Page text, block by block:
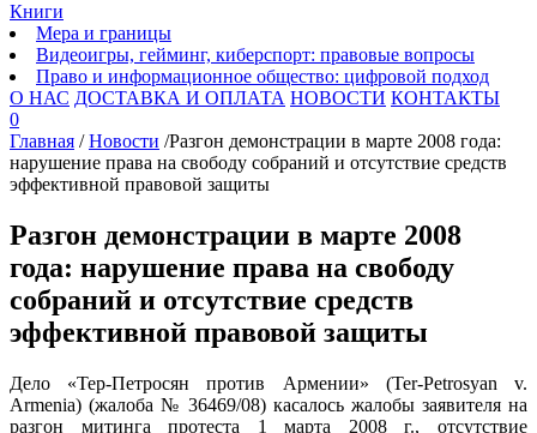
Книги
Мера и границы
Видеоигры, гейминг, киберспорт: правовые вопросы
Право и информационное общество: цифровой подход
О НАС ДОСТАВКА И ОПЛАТА НОВОСТИ КОНТАКТЫ
0
Главная / Новости /Разгон демонстрации в марте 2008 года:
нарушение права на свободу собраний и отсутствие средств
эффективной правовой защиты
Разгон демонстрации в марте 2008
года: нарушение права на свободу
собраний и отсутствие средств
эффективной правовой защиты
Дело «Тер-Петросян против Армении» (Ter-Petrosyan v.
Armenia) (жалоба № 36469/08) касалось жалобы заявителя на
разгон митинга протеста 1 марта 2008 г., отсутствие